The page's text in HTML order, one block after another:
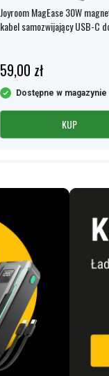
Joyroom MagEase 30W
kabel samozwijający USB-C
59,00 zł
Dostępne w magazynie
KUP